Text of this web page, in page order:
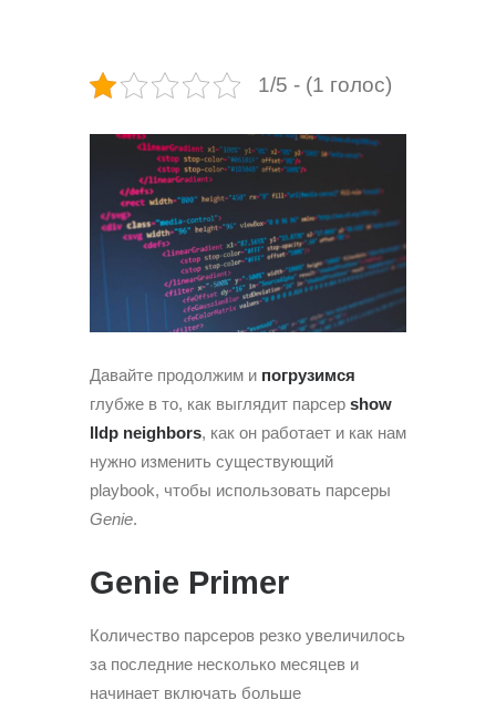
1/5 - (1 голос)
Давайте продолжим и погрузимся
глубже в то, как выглядит парсер show
lldp neighbors, как он работает и как нам
нужно изменить существующий
playbook, чтобы использовать парсеры
Genie.
Genie Primer
Количество парсеров резко увеличилось
за последние несколько месяцев и
начинает включать больше